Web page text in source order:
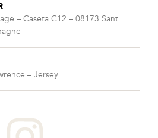
– Caseta C12 – 08173 Sant
– Jersey